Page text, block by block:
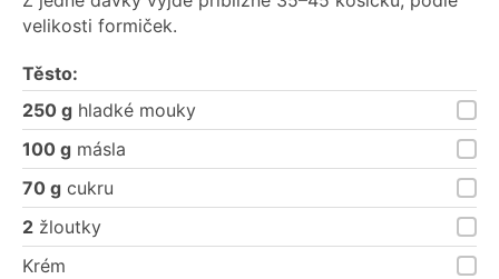
velikosti formiček.
Těsto:
250 g hladké mouky
100 g másla
70 g cukru
2 žloutky
Krém